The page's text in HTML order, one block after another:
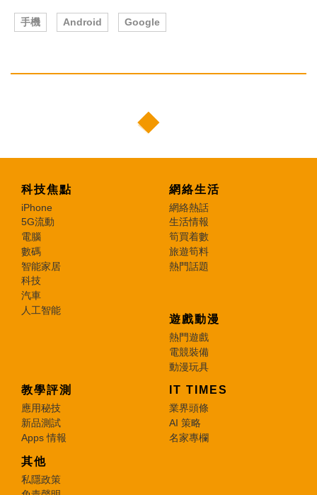
手機 Android Google
科技焦點
iPhone
5G流動
電腦
數碼
智能家居
科技
汽車
人工智能
網絡生活
網絡熱話
生活情報
筍買着數
旅遊筍料
熱門話題
遊戲動漫
熱門遊戲
電競裝備
動漫玩具
教學評測
應用秘技
新品測試
Apps 情報
IT TIMES
業界頭條
AI 策略
名家專欄
其他
私隱政策